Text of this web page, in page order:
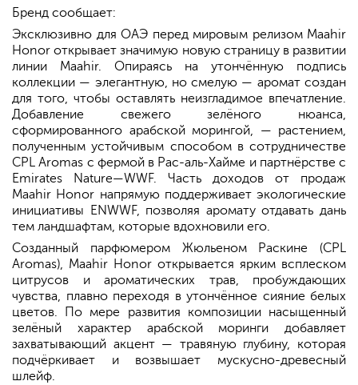
Бренд сообщает:
Эксклюзивно для ОАЭ перед мировым релизом Maahir
Honor открывает значимую новую страницу в развитии
линии Maahir. Опираясь на утончённую подпись
коллекции — элегантную, но смелую — аромат создан
для того, чтобы оставлять неизгладимое впечатление.
Добавление свежего зелёного нюанса,
сформированного арабской морингой, — растением,
полученным устойчивым способом в сотрудничестве
CPL Aromas с фермой в Рас-аль-Хайме и партнёрстве с
Emirates Nature—WWF. Часть доходов от продаж
Maahir Honor напрямую поддерживает экологические
инициативы ENWWF, позволяя аромату отдавать дань
тем ландшафтам, которые вдохновили его.
Созданный парфюмером Жюльеном Раскине (CPL
Aromas), Maahir Honor открывается ярким всплеском
цитрусов и ароматических трав, пробуждающих
чувства, плавно переходя в утончённое сияние белых
цветов. По мере развития композиции насыщенный
зелёный характер арабской моринги добавляет
захватывающий акцент — травяную глубину, которая
подчёркивает и возвышает мускусно-древесный
шлейф.